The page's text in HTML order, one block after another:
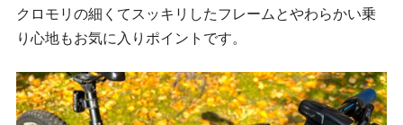
クロモリの細くてスッキリしたフレームとやわらかい乗
り心地もお気に入りポイントです。